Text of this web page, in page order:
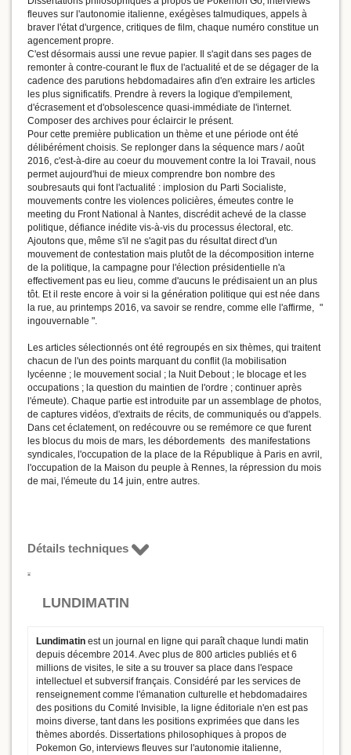
fleuves sur l'autonomie italienne, exégèses talmudiques, appels à
braver l'état d'urgence, critiques de film, chaque numéro constitue un
agencement propre.
C'est désormais aussi une revue papier. Il s'agit dans ses pages de
remonter à contre-courant le flux de l'actualité et de se dégager de la
cadence des parutions hebdomadaires afin d'en extraire les articles
les plus significatifs. Prendre à revers la logique d'empilement,
d'écrasement et d'obsolescence quasi-immédiate de l'internet.
Composer des archives pour éclaircir le présent.
Pour cette première publication un thème et une période ont été
délibérément choisis. Se replonger dans la séquence mars / août
2016, c'est-à-dire au coeur du mouvement contre la loi Travail, nous
permet aujourd'hui de mieux comprendre bon nombre des
soubresauts qui font l'actualité : implosion du Parti Socialiste,
mouvements contre les violences policières, émeutes contre le
meeting du Front National à Nantes, discrédit achevé de la classe
politique, défiance inédite vis-à-vis du processus électoral, etc.
Ajoutons que, même s'il ne s'agit pas du résultat direct d'un
mouvement de contestation mais plutôt de la décomposition interne
de la politique, la campagne pour l'élection présidentielle n'a
effectivement pas eu lieu, comme d'aucuns le prédisaient un an plus
tôt. Et il reste encore à voir si la génération politique qui est née dans
la rue, au printemps 2016, va savoir se rendre, comme elle l'affirme, "
ingouvernable ".
Les articles sélectionnés ont été regroupés en six thèmes, qui traitent
chacun de l'un des points marquant du conflit (la mobilisation
lycéenne ; le mouvement social ; la Nuit Debout ; le blocage et les
occupations ; la question du maintien de l'ordre ; continuer après
l'émeute). Chaque partie est introduite par un assemblage de photos,
de captures vidéos, d'extraits de récits, de communiqués ou d'appels.
Dans cet éclatement, on redécouvre ou se remémore ce que furent
les blocus du mois de mars, les débordements des manifestations
syndicales, l'occupation de la place de la République à Paris en avril,
l'occupation de la Maison du peuple à Rennes, la répression du mois
de mai, l'émeute du 14 juin, entre autres.
Détails techniques
LUNDIMATIN
Lundimatin est un journal en ligne qui paraît chaque lundi matin
depuis décembre 2014. Avec plus de 800 articles publiés et 6
millions de visites, le site a su trouver sa place dans l'espace
intellectuel et subversif français. Considéré par les services de
renseignement comme l'émanation culturelle et hebdomadaires
des positions du Comité Invisible, la ligne éditoriale n'en est pas
moins diverse, tant dans les positions exprimées que dans les
thèmes abordés. Dissertations philosophiques à propos de
Pokemon Go, interviews fleuves sur l'autonomie italienne,